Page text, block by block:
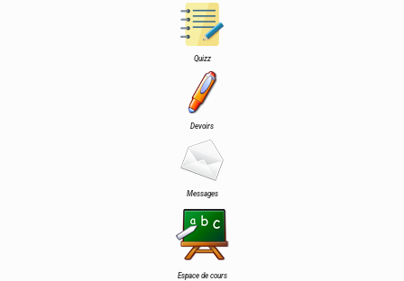
Quizz
Devoirs
Messages
Espace de cours